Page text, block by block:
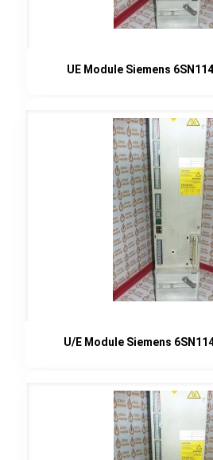
UE Module Siemens
U/E Module Siemens